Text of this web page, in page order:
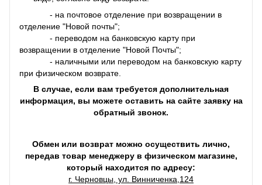
- на почтовое отделение при возвращении в
отделение "Новой почты";
- переводом на банковскую карту при
возвращении в отделение "Новой Почты";
- наличными или переводом на банковскую карту
при физическом возврате.
В случае, если вам требуется дополнительная
информация, вы можете оставить на сайте заявку на
обратный звонок.
Обмен или возврат можно осуществить лично,
передав товар менеджеру в физическом магазине,
который находится по адресу:
г. Черновцы, ул. Винниченка,124